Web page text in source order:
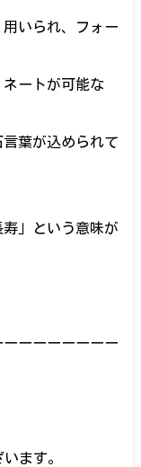
いられ、フォー
ートが可能な
葉が込められて
」という意味が
ーーーーーーー
ます。